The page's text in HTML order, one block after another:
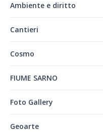
Ambiente e diritto
Cantieri
Cosmo
FIUME SARNO
Foto Gallery
Geoarte